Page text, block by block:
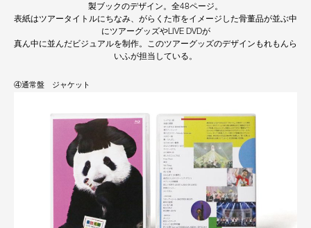
製ブックのデザイン。全48ページ。
表紙はツアータイトルにちなみ、がらくた市をイメージした骨董品が並ぶ中
にツアーグッズやLIVE DVDが
真ん中に並んだビジュアルを制作。このツアーグッズのデザインもれもんら
いふが担当している。
④通常盤 ジャケット